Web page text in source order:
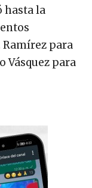
hasta la
Ramírez para
Vásquez para